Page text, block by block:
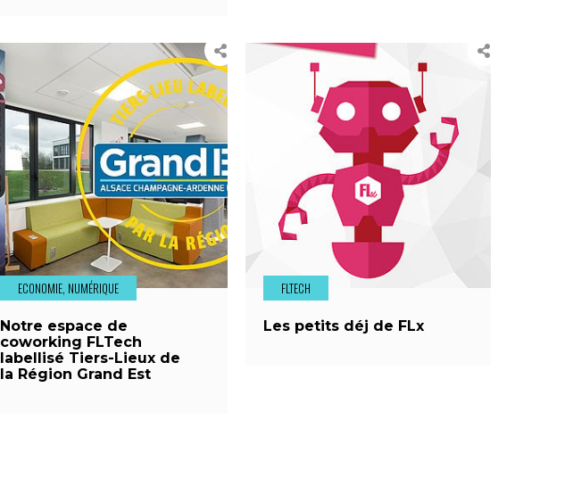
ECONOMIE, NUMÉRIQUE
Notre espace de
coworking FLTech
labellisé Tiers-Lieux de
la Région Grand Est
FLTECH
Les petits déj de FLx